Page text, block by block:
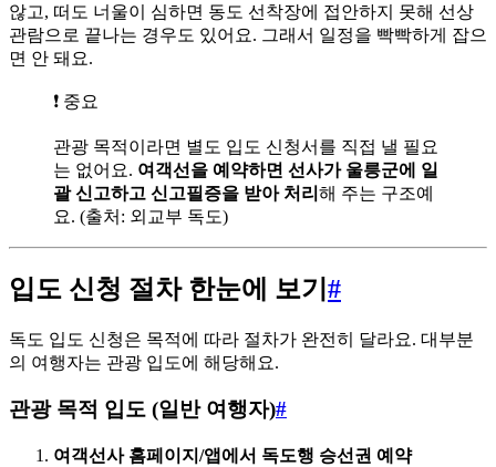
않고, 떠도 너울이 심하면 동도 선착장에 접안하지 못해 선상
관람으로 끝나는 경우도 있어요. 그래서 일정을 빡빡하게 잡으
면 안 돼요.
❗ 중요
관광 목적이라면 별도 입도 신청서를 직접 낼 필요
는 없어요. 여객선을 예약하면 선사가 울릉군에 일
괄 신고하고 신고필증을 받아 처리 해 주는 구조예
요. (출처: 외교부 독도)
입도 신청 절차 한눈에 보기 #
독도 입도 신청은 목적에 따라 절차가 완전히 달라요. 대부분
의 여행자는 관광 입도에 해당해요.
관광 목적 입도 (일반 여행자)#
여객선사 홈페이지/앱에서 독도행 승선권 예약